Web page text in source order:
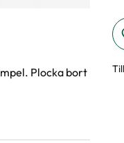
Plocka bort